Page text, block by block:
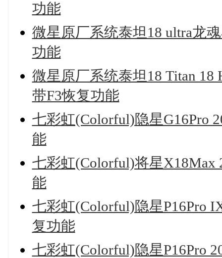
功能
微星原厂系统泰坦18 ultra龙
功能
微星原厂系统泰坦18 Titan
带F3恢复功能
七彩虹(Colorful)隐星G16Pro
能
七彩虹(Colorful)将星X18Max
能
七彩虹(Colorful)隐星P16Pro
复功能
七彩虹(Colorful)隐星P16Pro